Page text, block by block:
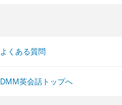
よくある質問
DMM英会話トップへ